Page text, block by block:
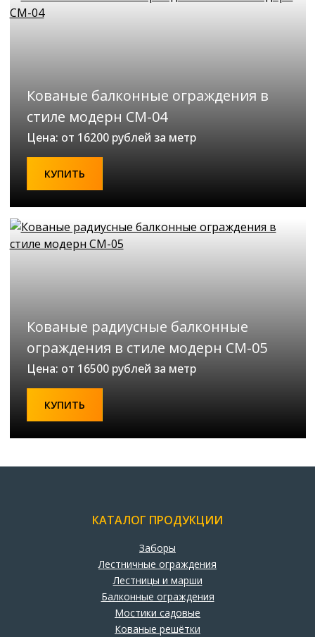
Кованые балконные ограждения в
стиле модерн СМ-04
Цена: от 16200 рублей за метр
КУПИТЬ
Кованые радиусные балконные
ограждения в стиле модерн СМ-05
Цена: от 16500 рублей за метр
КУПИТЬ
КАТАЛОГ ПРОДУКЦИИ
Заборы
Лестничные ограждения
Лестницы и марши
Балконные ограждения
Мостики садовые
Кованые решётки